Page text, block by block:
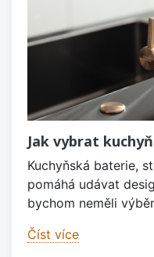
Jak vybrat
Kuchyňská baterie,
pomáhá udávat
bychom neměli
Číst více